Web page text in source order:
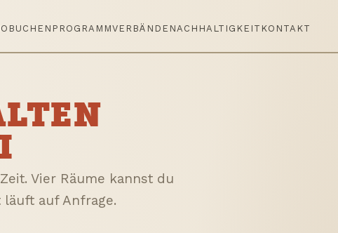
BUCHEN PROGRAMMVERBÄNDE NACHHALTIGKEIT KONTAKT
Vier Räume kannst du
auf Anfrage.